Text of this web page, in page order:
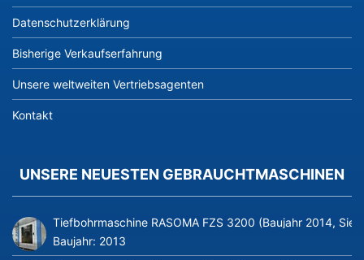
Datenschutzerklärung
Bisherige Verkaufserfahrung
Unsere weltweiten Vertriebsagenten
Kontakt
UNSERE NEUESTEN GEBRAUCHTMASCHINEN
Tiefbohrmaschine RASOMA FZS 3200 (Baujahr 2014,
Baujahr: 2013